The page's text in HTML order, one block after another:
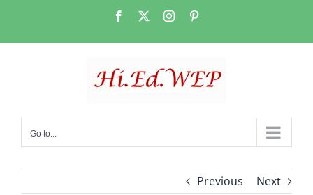
content
Facebook Instagram
Go to...
Previous Next